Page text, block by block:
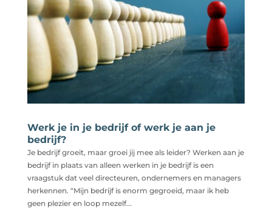
Werk je in je bedrijf of werk je aan je
bedrijf?
Je bedrijf groeit, maar groei jij mee als leider? Werken aan je
bedrijf in plaats van alleen werken in je bedrijf is een
vraagstuk dat veel directeuren, ondernemers en managers
herkennen. “Mijn bedrijf is enorm gegroeid, maar ik heb
geen plezier en loop mezelf...